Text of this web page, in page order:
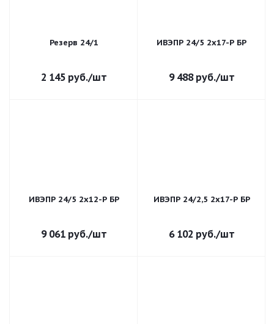
Резерв 24/1
2 145руб./шт
ИВЭПР 24/5 2х17-Р БР
9 488руб./шт
ИВЭПР 24/5 2х12-Р БР
9 061руб./шт
ИВЭПР 24/2,5 2x17-Р БР
6 102 руб./шт